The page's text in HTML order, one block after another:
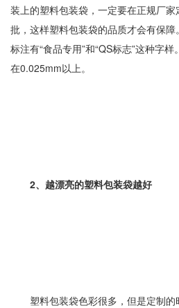
装上的塑料包装袋，一定要在正规厂
批，这样塑料包装袋的品质才会有保
标注有“食品专用”和“QS标志”这种字
在0.025mm以上。
2、越漂亮的塑料包装袋越好
塑料包装袋色彩很多，但是定制的